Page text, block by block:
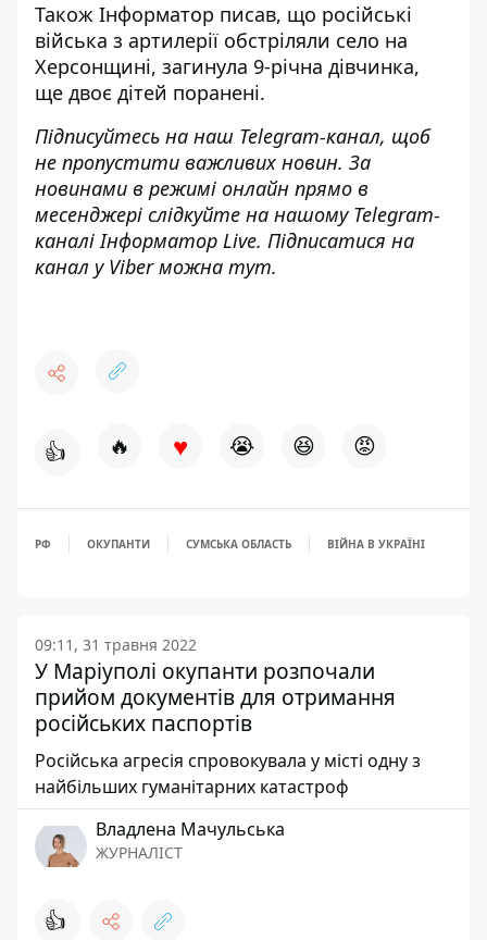
Також Інформатор писав, що російські
війська з артилерії обстріляли село на
Херсонщині, загинула 9-річна дівчинка,
ще двоє дітей поранені.
Підписуйтесь на наш Telegram-канал, щоб
не пропустити важливих новин. За
новинами в режимі онлайн прямо в
месенджері слідкуйте на нашому Telegram-
каналіІнформатор Live. Підписатися на
канал у Viber можна тут.
👍 🔥 ♥ 😭 😆 😡
РФ ОКУПАНТИ СУМСЬКА ОБЛАСТЬ ВІЙНА В УКРАЇНІ
09:11, 31 травня 2022
У Маріуполі окупанти розпочали
прийом документів для отримання
російських паспортів
Російська агресія спровокувала у місті одну з
найбільших гуманітарних катастроф
Владлена Мачульська
ЖУРНАЛІСТ
👍